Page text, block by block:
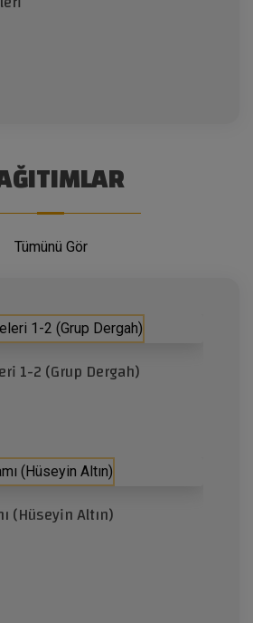
Tümünü Gör
1-2 (Grup Dergah)
(Hüseyin Altın)